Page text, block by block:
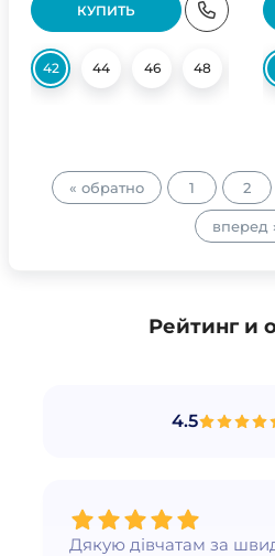
КУПИТЬ
42 44 46 48
« обратно 1 2
вперед
Рейтинг и
4.5
Дякую дівчатам за